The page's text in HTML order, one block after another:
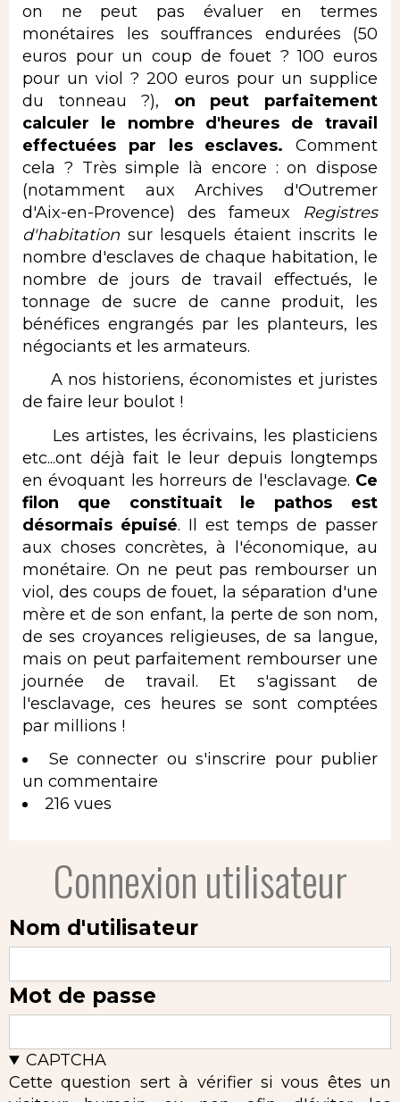
on ne peut pas évaluer en termes
monétaires les souffrances endurées (50
euros pour un coup de fouet ? 100 euros
pour un viol ? 200 euros pour un supplice
du tonneau ?), on peut parfaitement
calculer le nombre d'heures de travail
effectuées par les esclaves. Comment
cela ? Très simple là encore : on dispose
(notamment aux Archives d'Outremer
d'Aix-en-Provence) des fameux Registres
d'habitation sur lesquels étaient inscrits le
nombre d'esclaves de chaque habitation, le
nombre de jours de travail effectués, le
tonnage de sucre de canne produit, les
bénéfices engrangés par les planteurs, les
négociants et les armateurs.
A nos historiens, économistes et juristes
de faire leur boulot !
Les artistes, les écrivains, les plasticiens
etc...ont déjà fait le leur depuis longtemps
en évoquant les horreurs de l'esclavage. Ce
filon que constituait le pathos est
désormais épuisé. Il est temps de passer
aux choses concrètes, à l'économique, au
monétaire. On ne peut pas rembourser un
viol, des coups de fouet, la séparation d'une
mère et de son enfant, la perte de son nom,
de ses croyances religieuses, de sa langue,
mais on peut parfaitement rembourser une
journée de travail. Et s'agissant de
l'esclavage, ces heures se sont comptées
par millions !
Se connecter ou s'inscrire pour publier
un commentaire
216 vues
Connexion utilisateur
Nom d'utilisateur
Mot de passe
CAPTCHA
Cette question sert à vérifier si vous êtes un